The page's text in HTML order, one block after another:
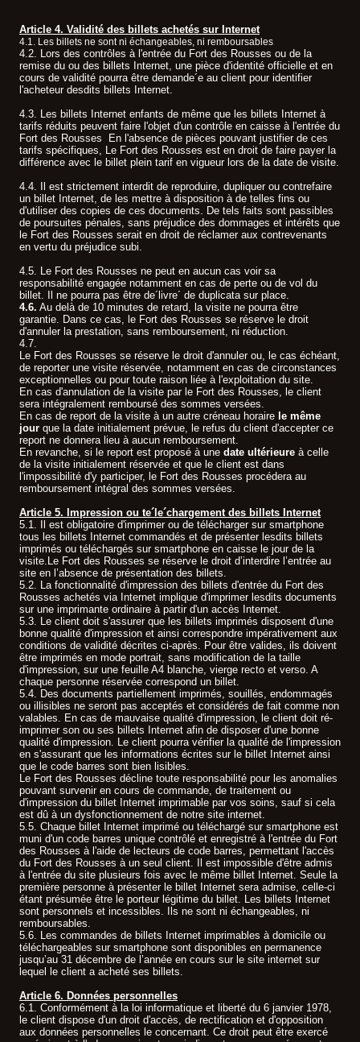
Article 4. Validité des billets achetés sur Internet
4.1. Les billets ne sont ni échangeables, ni remboursables.
4.2. Lors des contrôles à l'entrée du Fort des Rousses ou de la
remise du ou des billets Internet, une pièce d'identité officielle et en
cours de validité pourra être demande´e au client pour identifier
l'acheteur desdits billets Internet.
4.3. Les billets Internet enfants de même que les billets Internet à
tarifs réduits peuvent faire l'objet d'un contrôle en caisse à l'entrée du
Fort des Rousses En l'absence de pièces pouvant justifier de ces
tarifs spécifiques, Le Fort des Rousses est en droit de faire payer la
différence avec le billet plein tarif en vigueur lors de la date de visite.
4.4. Il est strictement interdit de reproduire, dupliquer ou contrefaire
un billet Internet, de les mettre à disposition à de telles fins ou
d'utiliser des copies de ces documents. De tels faits sont passibles
de poursuites pénales, sans préjudice des dommages et intérêts que
le Fort des Rousses serait en droit de réclamer aux contrevenants
en vertu du préjudice subi.
4.5. Le Fort des Rousses ne peut en aucun cas voir sa
responsabilité engagée notamment en cas de perte ou de vol du
billet. Il ne pourra pas être de´livre´ de duplicata sur place.
4.6. Au delà de 10 minutes de retard, la visite ne pourra être
garantie. Dans ce cas, le Fort des Rousses se réserve le droit
d'annuler la prestation, sans remboursement, ni réduction.
4.7.
Le Fort des Rousses se réserve le droit d'annuler ou, le cas échéant,
de reporter une visite réservée, notamment en cas de circonstances
exceptionnelles ou pour toute raison liée à l'exploitation du site.
En cas d'annulation de la visite par le Fort des Rousses, le client
sera intégralement remboursé des sommes versées.
En cas de report de la visite à un autre créneau horaire le même
jourque la date initialement prévue, le refus du client d'accepter ce
report ne donnera lieu à aucun remboursement.
En revanche, si le report est proposé à une date ultérieureà celle
de la visite initialement réservée et que le client est dans
l'impossibilité d'y participer, le Fort des Rousses procédera au
remboursement intégral des sommes versées.
Article 5. Impression ou te´le´chargement des billets Internet
5.1. Il est obligatoire d'imprimer ou de télécharger sur smartphone
tous les billets Internet commandés et de présenter lesdits billets
imprimés ou téléchargés sur smartphone en caisse le jour de la
visite.Le Fort des Rousses se réserve le droit d’interdire l’entrée au
site en l’absence de présentation des billets.
5.2. La fonctionnalité d'impression des billets d'entrée du Fort des
Rousses achetés via Internet implique d'imprimer lesdits documents
sur une imprimante ordinaire à partir d'un accès Internet.
5.3. Le client doit s'assurer que les billets imprimés disposent d'une
bonne qualité d'impression et ainsi correspondre impérativement aux
conditions de validité décrites ci-après. Pour être valides, ils doivent
être imprimés en mode portrait, sans modification de la taille
d'impression, sur une feuille A4 blanche, vierge recto et verso. A
chaque personne réservée correspond un billet.
5.4. Des documents partiellement imprimés, souillés, endommagés
ou illisibles ne seront pas acceptés et considérés de fait comme non
valables. En cas de mauvaise qualité d'impression, le client doit ré-
imprimer son ou ses billets Internet afin de disposer d'une bonne
qualité d'impression. Le client pourra vérifier la qualité de l'impression
en s'assurant que les informations écrites sur le billet Internet ainsi
que le code barres sont bien lisibles.
Le Fort des Rousses décline toute responsabilité pour les anomalies
pouvant survenir en cours de commande, de traitement ou
d'impression du billet Internet imprimable par vos soins, sauf si cela
est dû à un dysfonctionnement de notre site internet.
5.5. Chaque billet Internet imprimé ou téléchargé sur smartphone est
muni d'un code barres unique contrôlé et enregistré à l'entrée du Fort
des Rousses à l'aide de lecteurs de code barres, permettant l'accès
du Fort des Rousses à un seul client. Il est impossible d'être admis
à l'entrée du site plusieurs fois avec le même billet Internet. Seule la
première personne à présenter le billet Internet sera admise, celle-ci
étant présumée être le porteur légitime du billet. Les billets Internet
sont personnels et incessibles. Ils ne sont ni échangeables, ni
remboursables.
5.6. Les commandes de billets Internet imprimables à domicile ou
téléchargeables sur smartphone sont disponibles en permanence
jusqu’au 31 décembre de l’année en cours sur le site internet sur
lequel le client a acheté ses billets.
Article 6. Données personnelles
6.1. Conformément à la loi informatique et liberté du 6 janvier 1978,
le client dispose d'un droit d'accès, de rectification et d'opposition
aux données personnelles le concernant. Ce droit peut être exercé